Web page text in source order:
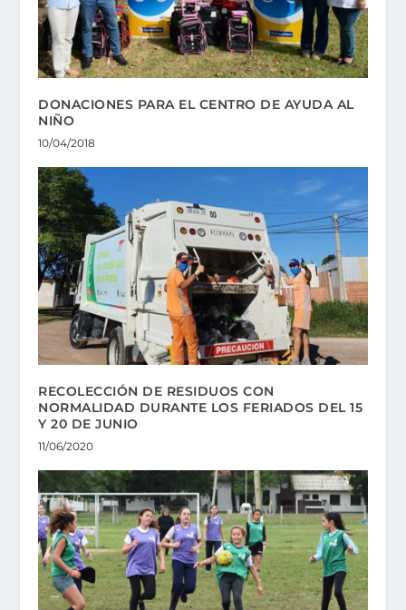
DONACIONES PARA EL CENTRO DE AYUDA AL
NIÑO
10/04/2018
RECOLECCIÓN DE RESIDUOS CON
NORMALIDAD DURANTE LOS FERIADOS DEL 15
Y 20 DE JUNIO
11/06/2020